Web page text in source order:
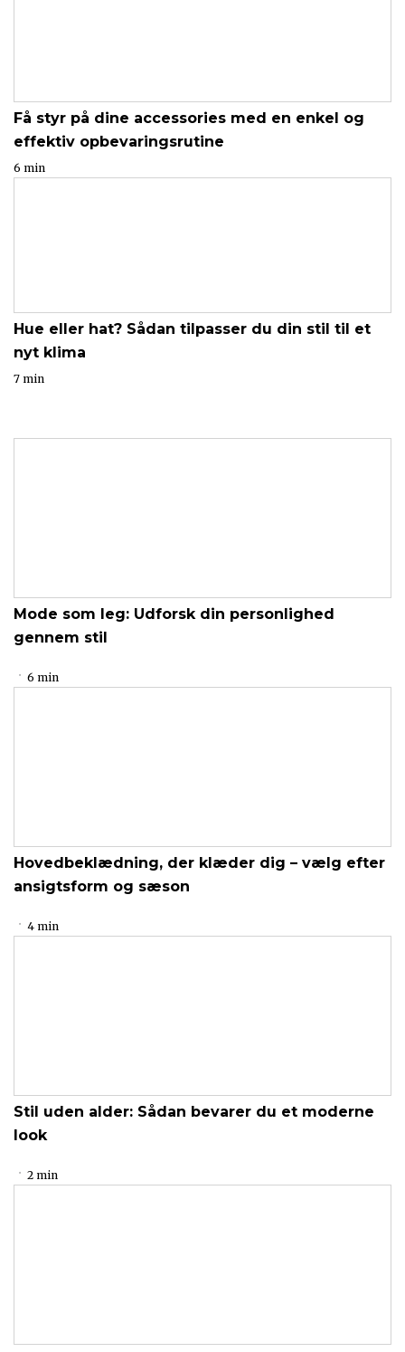
Få styr på dine accessories med en enkel og
effektiv opbevaringsrutine
6 min
Hue eller hat? Sådan tilpasser du din stil til et
nyt klima
7 min
Mode som leg: Udforsk din personlighed
gennem stil
6 min
Hovedbeklædning, der klæder dig – vælg efter
ansigtsform og sæson
4 min
Stil uden alder: Sådan bevarer du et moderne
look
2 min